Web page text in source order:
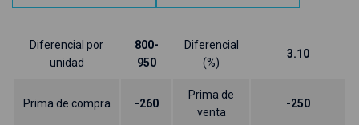
Diferencial por
unidad
800-
950
Diferencial
(%)
3.10
Prima de compra -260
Prima de
venta
-250